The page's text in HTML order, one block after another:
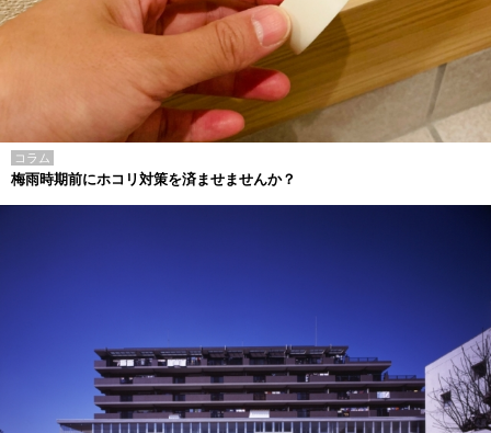
コラム
梅雨時期前にホコリ対策を済ませませんか？